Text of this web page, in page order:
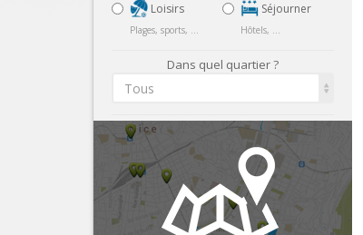
Loisirs
Plages, sports, ...
Séjourner
Hôtels, ...
Dans quel quartier ?
Tous